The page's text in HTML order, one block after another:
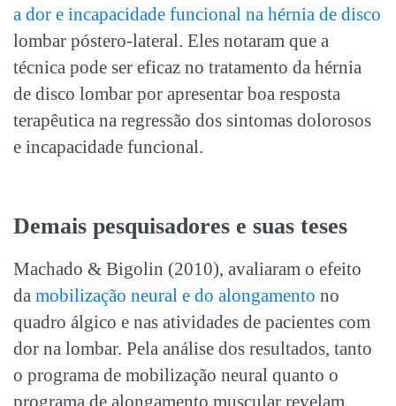
a dor e incapacidade funcional na hérnia de disco
lombar póstero-lateral. Eles notaram que a
técnica pode ser eficaz no tratamento da hérnia
de disco lombar por apresentar boa resposta
terapêutica na regressão dos sintomas dolorosos
e incapacidade funcional.
Demais pesquisadores e suas teses
Machado & Bigolin (2010), avaliaram o efeito
da mobilização neural e do alongamento no
quadro álgico e nas atividades de pacientes com
dor na lombar. Pela análise dos resultados, tanto
o programa de mobilização neural quanto o